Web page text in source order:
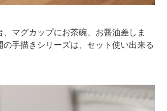
マグカップにお茶碗、お醤油差しま
の手描きシリーズは、セット使い出来る